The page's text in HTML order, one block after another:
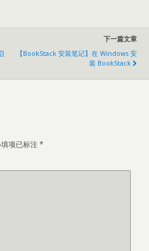
下一篇文章
【BookStack 安装笔记】在 Windows 安
装 BookStack
项已标注 *